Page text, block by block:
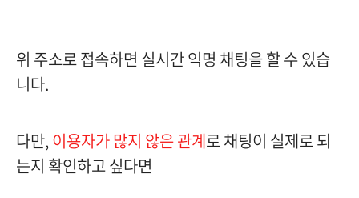
위 주소로 접속하면 실시간 익명 채팅을 할 수 있습
니다.
다만,이용자가 많지 않은 관계로 채팅이 실제로 되
는지 확인하고 싶다면